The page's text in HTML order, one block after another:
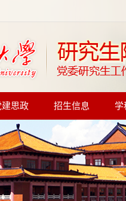
建思政 招生信息 学